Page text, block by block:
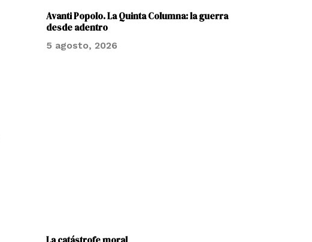
Avanti Popolo. La Quinta Columna: la guerra
desde adentro
5 agosto, 2026